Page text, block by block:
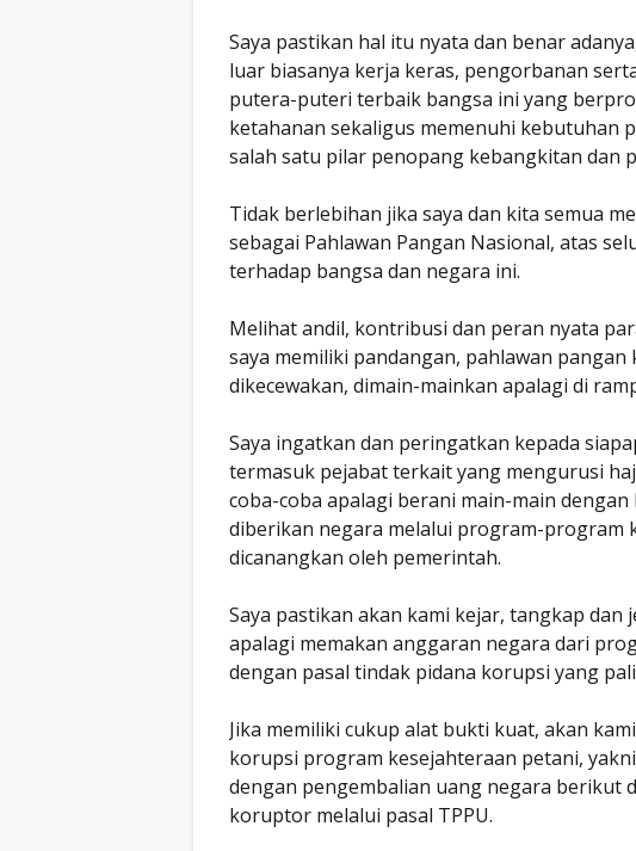
Saya pastikan hal itu nyata dan benar
luar biasanya kerja keras, pengorbanan
putera-puteri terbaik bangsa ini yang
ketahanan sekaligus memenuhi kebutuhan
salah satu pilar penopang kebangkitan dan
Tidak berlebihan jika saya dan kita semua
sebagai Pahlawan Pangan Nasional, atas
terhadap bangsa dan negara ini.
Melihat andil, kontribusi dan peran nyata
saya memiliki pandangan, pahlawan
dikecewakan, dimain-mainkan apalagi di
Saya ingatkan dan peringatkan kepada
termasuk pejabat terkait yang mengurusi
coba-coba apalagi berani main-main
diberikan negara melalui program-program
dicanangkan oleh pemerintah.
Saya pastikan akan kami kejar, tangkap
apalagi memakan anggaran negara dari
dengan pasal tindak pidana korupsi yang
Jika memiliki cukup alat bukti kuat, akan
korupsi program kesejahteraan petani,
dengan pengembalian uang negara berikut
koruptor melalui pasal TPPU.